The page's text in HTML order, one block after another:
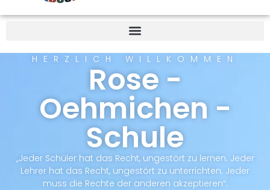
HERZLICH WILLKOMMEN
Rose -
Oehmichen -
Schule
„Jeder Schüler hat das Recht, ungestört zu lernen. Jeder
Lehrer hat das Recht, ungestört zu unterrichten. Jeder
muss die Rechte der anderen akzeptieren“.